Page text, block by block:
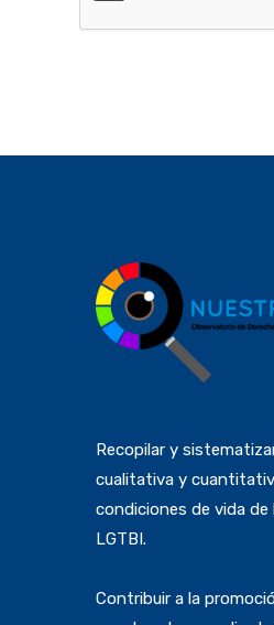
Recopilar y
cualitativa y
condiciones de vida de
LGTBI.
Contribuir a la